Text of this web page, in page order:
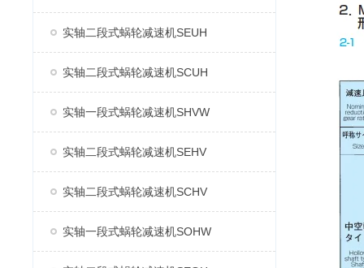
实轴二段式蜗轮减速机SEUH
实轴二段式蜗轮减速机SCUH
实轴一段式蜗轮减速机SHVW
实轴二段式蜗轮减速机SEHV
实轴二段式蜗轮减速机SCHV
实轴一段式蜗轮减速机SOHW